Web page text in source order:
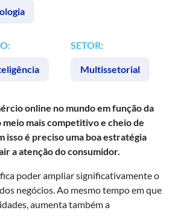
SETOR:
Multissetorial
online no mundo em função da
mais competitivo e cheio de
isso é preciso uma boa estratégia
a atenção do consumidor.
poder ampliar significativamente o
negócios. Ao mesmo tempo em que
aumenta também a